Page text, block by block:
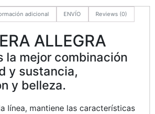
adicional ENVÍO Reviews (0)
ALLEGRA
la mejor combinación
y sustancia,
y belleza.
línea, mantiene las características